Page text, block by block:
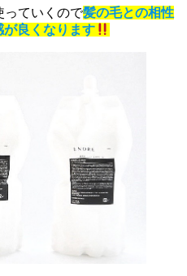
っていくので髪の毛との相性
が良くなります